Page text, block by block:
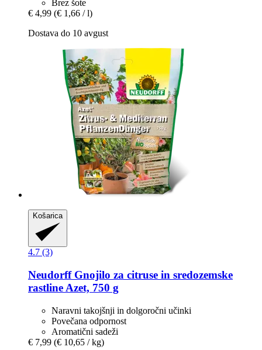
Brez šote
€ 4,99 (€ 1,66 / l)
Dostava do 10 avgust
Košarica
4.7 (3)
NeudorffGnojilo za citruse in sredozemske
rastline Azet, 750 g
Naravni takojšnji in dolgoročni učinki
Povečana odpornost
Aromatični sadeži
€ 7,99 (€ 10,65 / kg)